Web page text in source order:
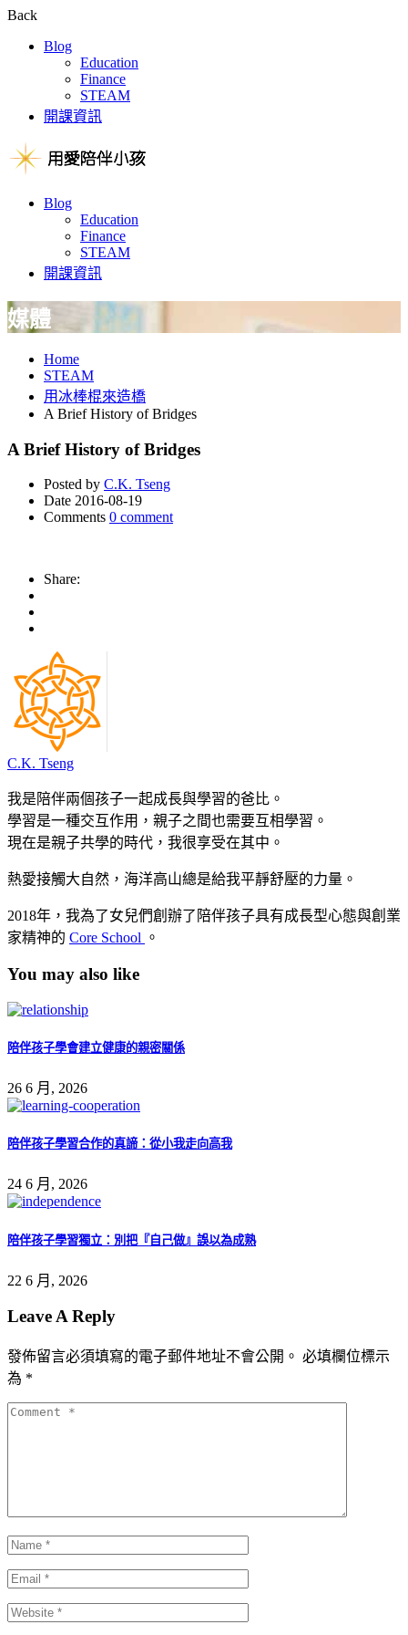
Back
Blog
Education
Finance
STEAM
開課資訊
Blog
Education
Finance
STEAM
開課資訊
媒體
Home
STEAM
用冰棒棍來造橋
A Brief History of Bridges
A Brief History of Bridges
Posted by C.K. Tseng
Date 2016-08-19
Comments 0 comment
Share:
C.K. Tseng
我是陪伴兩個孩子一起成長與學習的爸比。
學習是一種交互作用，親子之間也需要互相學習。
現在是親子共學的時代，我很享受在其中。
熱愛接觸大自然，海洋高山總是給我平靜舒壓的力量。
2018年，我為了女兒們創辦了陪伴孩子具有成長型心態與創業
家精神的 Core School 。
You may also like
陪伴孩子學會建立健康的親密關係
26 6 月, 2026
陪伴孩子學習合作的真諦：從小我走向高我
24 6 月, 2026
陪伴孩子學習獨立：別把『自己做』誤以為成熟
22 6 月, 2026
Leave A Reply
發佈留言必須填寫的電子郵件地址不會公開。 必填欄位標示
為 *